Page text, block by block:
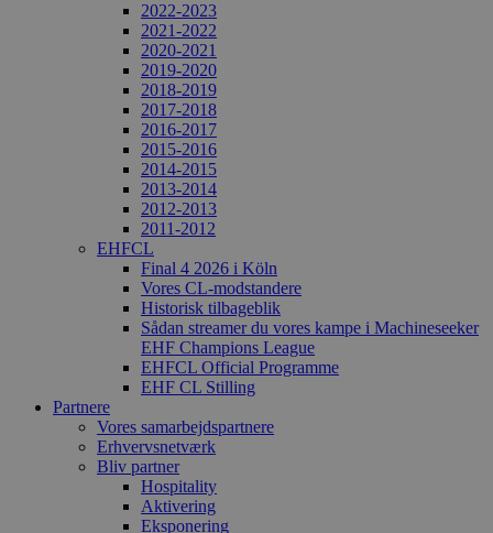
2022-2023
2021-2022
2020-2021
2019-2020
2018-2019
2017-2018
2016-2017
2015-2016
2014-2015
2013-2014
2012-2013
2011-2012
EHFCL
Final 4 2026 i Köln
Vores CL-modstandere
Historisk tilbageblik
Sådan streamer du vores kampe i Machineseeker
EHF Champions League
EHFCL Official Programme
EHF CL Stilling
Partnere
Vores samarbejdspartnere
Erhvervsnetværk
Bliv partner
Hospitality
Aktivering
Eksponering